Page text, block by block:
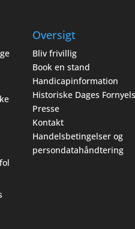
Oversigt
Bliv frivillig
Book en stand
Handicapinformation
Historiske Dages
Presse
Kontakt
Handelsbetingelser og
persondatahåndtering